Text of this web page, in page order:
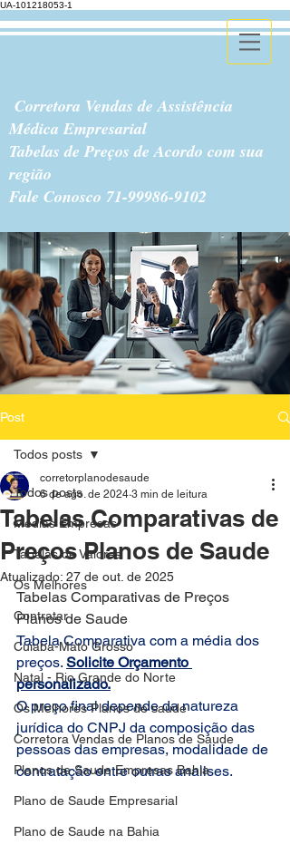
UA-101218053-1
Corretora Vendas de Assistência
Médica Empresarial
Tabelas de Preços de Acordo com sua
região
Fale Conosco 71-99986-9102
Post
Todos posts
Medias Empresas
Tabelas de Valores
Os Melhores
Contratar
Cuiaba-Mato Grosso
Natal - Rio Grande do Norte
Os Melhores Planos de saude
Corretora Vendas de Planos de Saude
Planos de Saude Empresas Bahia
Plano de Saude Empresarial
Plano de Saude na Bahia
Todos posts
Tabelas Comparativas de
Preços Planos de Saude
corretorplanodesaude
6 de ago. de 2024 3 min de leitura
Atualizado: 27 de out. de 2025
Tabelas Comparativas de Preços
Planos de Saude
Tabela Comparativa com a média dos
preços. Solicite Orçamento
personalizado.
O preço final depende da natureza
jurídica do CNPJ da composição das
pessoas das empresas, modalidade de
contratação entre outras analises.